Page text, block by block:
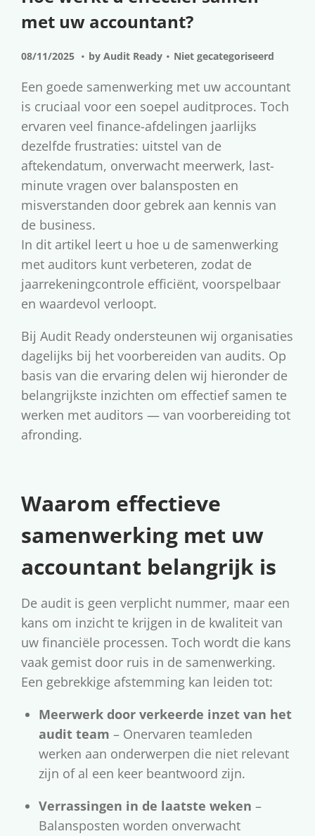
met uw accountant?
G
p
l
a
a
t
s
t
o
p
08/11/2025 0
/
1
1
/
2
0
2
5
. by Audit Ready . P
s
t
e
d
i
n
Niet gecategoriseerd
Een goede samenwerking met uw accountant
is cruciaal voor een soepel auditproces. Toch
ervaren veel finance-afdelingen jaarlijks
dezelfde frustraties: uitstel van de
aftekendatum, onverwacht meerwerk, last-
minute vragen over balansposten en
misverstanden door gebrek aan kennis van
de business.
In dit artikel leert u hoe u de samenwerking
met auditors kunt verbeteren, zodat de
jaarrekeningcontrole efficiënt, voorspelbaar
en waardevol verloopt.
Bij Audit Ready ondersteunen wij organisaties
dagelijks bij het voorbereiden van audits. Op
basis van die ervaring delen wij hieronder de
belangrijkste inzichten om effectief samen te
werken met auditors — van voorbereiding tot
afronding.
Waarom effectieve
samenwerking met uw
accountant belangrijk is
De audit is geen verplicht nummer, maar een
kans om inzicht te krijgen in de kwaliteit van
uw financiële processen. Toch wordt die kans
vaak gemist door ruis in de samenwerking.
Een gebrekkige afstemming kan leiden tot:
Meerwerk door verkeerde inzet van het
audit team – Onervaren teamleden
werken aan onderwerpen die niet relevant
zijn of al een keer beantwoord zijn.
Verrassingen in de laatste weken –
Balansposten worden onverwacht